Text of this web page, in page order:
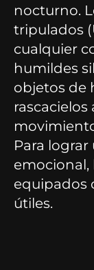
nocturno.
tripulados
cualquier
humildes
objetos de
Para
emocional,
equipados
útiles.